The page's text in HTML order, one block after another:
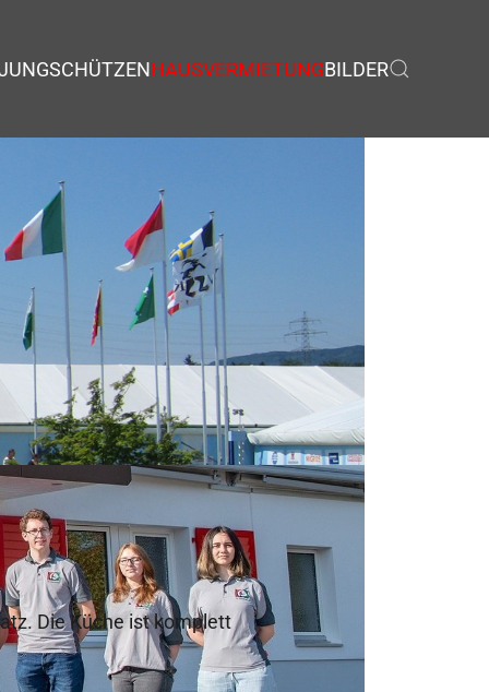
HAUSVERMIETUNGBILDER
Die Küche ist komplett